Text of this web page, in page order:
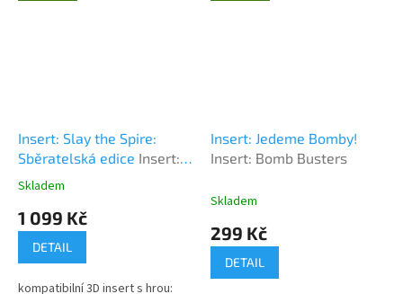
(Adventuring Party)-...
Insert: Slay the Spire:
Sběratelská edice Insert:
Slay the Spire: Collector
Průměrné
produktu
Skladem
1 099 Kč
DETAIL
kompatibilní 3D insert s hrou:
Insert: Jedeme Bomby!
Insert: Bomb Busters
Skladem
299 Kč
DETAIL